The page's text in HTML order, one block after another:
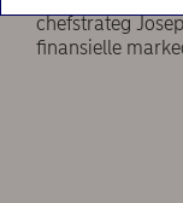
chefstrateg
finansielle